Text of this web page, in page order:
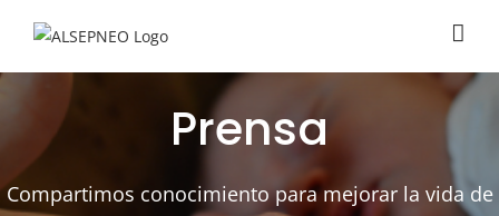
contenido
Prensa
Compartimos conocimiento para mejorar la vida de